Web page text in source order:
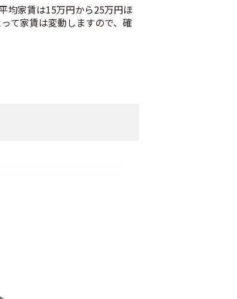
均家賃は15万円から25万円ほ
て家賃は変動しますので、確